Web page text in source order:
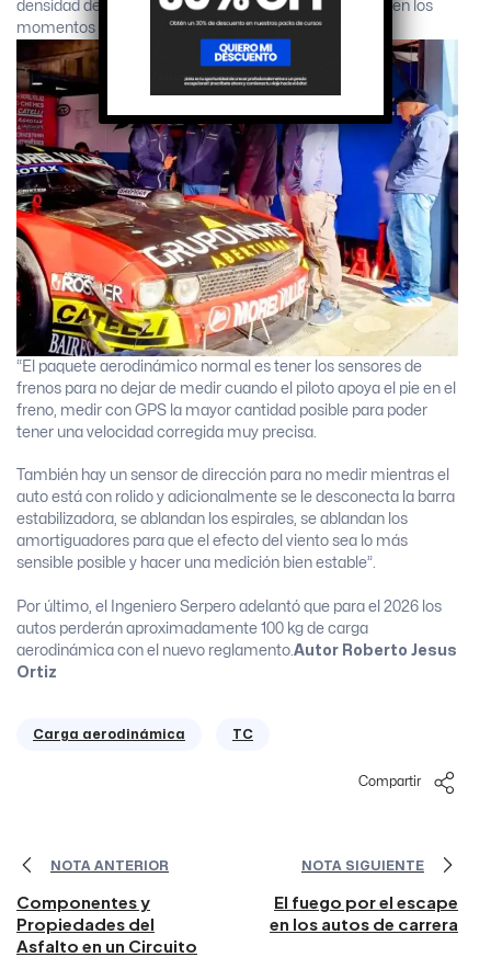
densidad del aire y a los cambios de ráfagas de viento en los
momentos de prueba”
“El paquete aerodinámico normal es tener los sensores de
frenos para no dejar de medir cuando el piloto apoya el pie en el
freno, medir con GPS la mayor cantidad posible para poder
tener una velocidad corregida muy precisa.
También hay un sensor de dirección para no medir mientras el
auto está con rolido y adicionalmente se le desconecta la barra
estabilizadora, se ablandan los espirales, se ablandan los
amortiguadores para que el efecto del viento sea lo más
sensible posible y hacer una medición bien estable”.
Por último, el Ingeniero Serpero adelantó que para el 2026 los
autos perderán aproximadamente 100 kg de carga
aerodinámica con el nuevo reglamento. Autor Roberto Jesus
Ortiz
Carga aerodinámica TC
Compartir
NOTA ANTERIOR
Componentes y
Propiedades del
Asfalto en un Circuito
NOTA SIGUIENTE
El fuego por el escape
en los autos de carrera